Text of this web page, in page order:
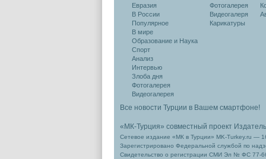
Евразия
В России
Популярное
В мире
Образование и Наука
Спорт
Анализ
Интервью
Злоба дня
Фотогалерея
Видеогалерея
Фотогалерея
Видеогалеря
Карикатуры
Все новости Турции в Вашем смартфоне!
«МК-Турция» совместный проект
Сетевое издание «МК в Турции» MK-Turkey.ru —
Зарегистрировано Федеральной службой по
Свидетельство о регистрации СМИ Эл № ФС 77-